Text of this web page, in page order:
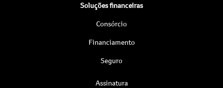
Soluções financeiras
Consórcio
Financiamento
Seguro
Assinatura